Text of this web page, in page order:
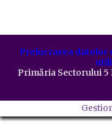
Prelucrarea datelor
Primăria Sectorului 5